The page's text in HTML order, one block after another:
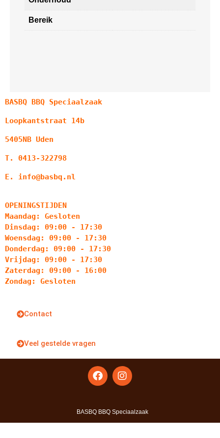
Bereik
BASBQ BBQ Speciaalzaak
Loopkantstraat 14b
5405NB Uden
T. 0413-322798
E. info@basbq.nl
OPENINGSTIJDEN
Maandag: Gesloten
Dinsdag: 09:00 - 17:30
Woensdag: 09:00 - 17:30
Donderdag: 09:00 - 17:30
Vrijdag: 09:00 - 17:30
Zaterdag: 09:00 - 16:00
Zondag: Gesloten
Contact
Veel gestelde vragen
BASBQ BBQ Speciaalzaak